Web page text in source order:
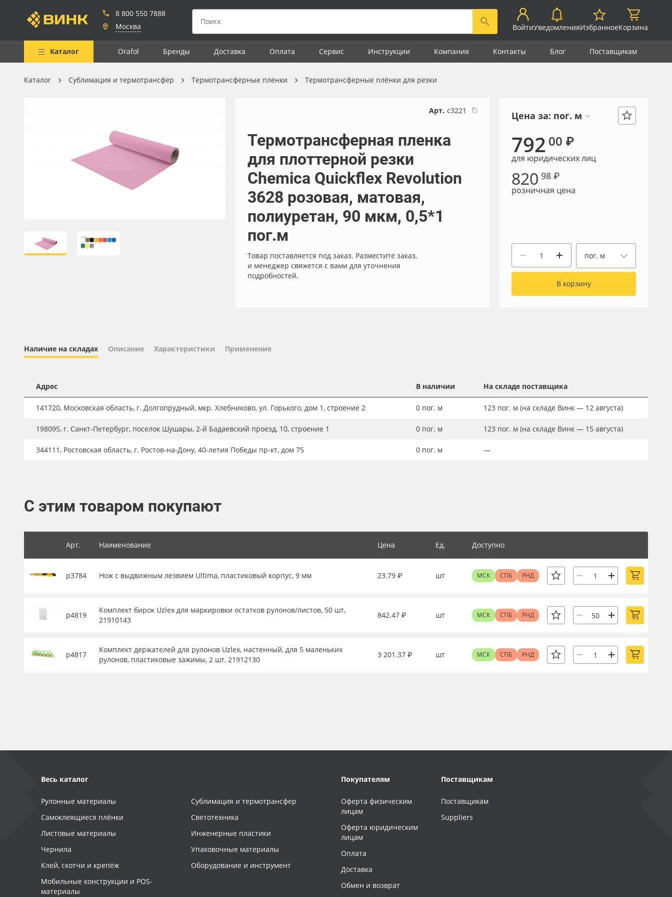
8 800 550 7888
Москва
ВойтиУведомленияИзбранноеКорзина
Каталог Orafol Бренды Доставка Оплата Сервис Инструкции Компания Контакты Блог Поставщикам
Весь каталог
Листовые материалы
Чернила
Клей, скотчи и крепёж
Сублимация и термотрансфер
Oracal 641
Плёнка монтажная Oratape
ПЭТ листовой
Каталог Сублимация и термотрансфер Термотрансферные плёнки Термотрансферные плёнки для резки
Арт. с3221
Термотрансферная пленка
для плоттерной резки
Chemica Quickflex Revolution
3628 розовая, матовая,
полиуретан, 90 мкм, 0,5*1
пог.м
Товар поставляется под заказ. Разместите заказ,
и менеджер свяжется с вами для уточнения
подробностей.
Цена за: пог. м
792 00 ₽
для юридических лиц
820 98 ₽
розничная цена
пог. м
В корзину
Наличие на складах Описание Характеристики Применение
Адрес В наличии На складе поставщика
141720, Московская область, г. Долгопрудный, мкр. Хлебниково, ул. Горького, дом 1, строение 2 0 пог. м 123 пог. м (на складе Винк — 12 августа)
198095, г. Санкт-Петербург, поселок Шушары, 2-й Бадаевский проезд, 10, строение 1 0 пог. м 123 пог. м (на складе Винк — 15 августа)
344111, Ростовская область, г. Ростов-на-Дону, 40-летия Победы пр-кт, дом 75 0 пог. м —
С этим товаром покупают
Арт. Наименование Цена Ед. Доступно
р3784 Нож с выдвижным лезвием Ultima, пластиковый корпус, 9 мм 23.79 ₽ шт МСК СПБ РНД
р4819
Комплект бирок Uzlex для маркировки остатков рулонов/листов, 50 шт,
21910143
842.47 ₽ шт МСК СПБ РНД
р4817
Комплект держателей для рулонов Uzlex, настенный, для 5 маленьких
рулонов, пластиковые зажимы, 2 шт, 21912130
3 201.37 ₽ шт МСК СПБ РНД
Весь каталог
Рулонные материалы
Самоклеящиеся плёнки
Листовые материалы
Чернила
Клей, скотчи и крепёж
Мобильные конструкции и POS-
материалы
Сублимация и термотрансфер
Светотехника
Инженерные пластики
Упаковочные материалы
Оборудование и инструмент
Покупателям
Оферта физическим
лицам
Оферта юридическим
лицам
Оплата
Доставка
Обмен и возврат
Поставщикам
Поставщикам
Suppliers